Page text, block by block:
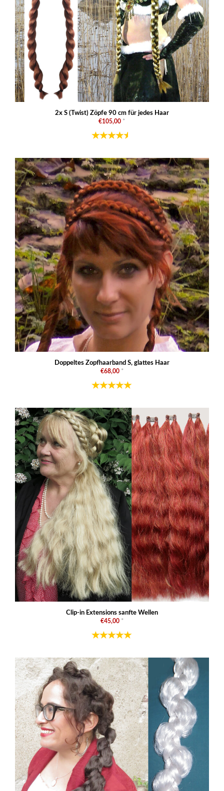
2x S (Twist) Zöpfe 90 cm für jedes Haar
€105,00 *
Doppeltes Zopfhaarband S, glattes Haar
€68,00 *
Clip-in Extensions sanfte Wellen
€45,00 *